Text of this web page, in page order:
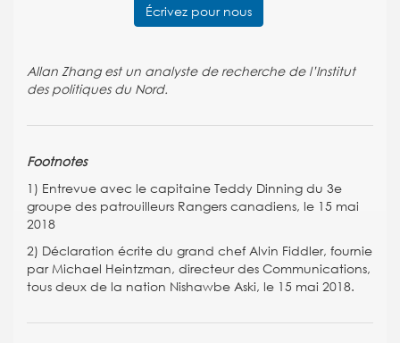
Écrivez pour nous
Allan Zhang est un analyste de recherche de l’Institut
des politiques du Nord.
Footnotes
1) Entrevue avec le capitaine Teddy Dinning du 3e
groupe des patrouilleurs Rangers canadiens, le 15 mai
2018
2) Déclaration écrite du grand chef Alvin Fiddler, fournie
par Michael Heintzman, directeur des Communications,
tous deux de la nation Nishawbe Aski, le 15 mai 2018.